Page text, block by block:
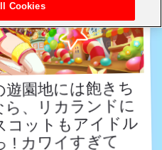
遊園地には飽きち
ら、リカランドに
ットもアイドル
! カワイすぎて
遊園地には飽きち
、リカランドに
ットもアイドル
! カワイすぎて
Cookies